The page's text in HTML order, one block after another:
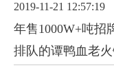
2019-11-21 12:57:19
年售1000W+吨招
排队的谭鸭血老